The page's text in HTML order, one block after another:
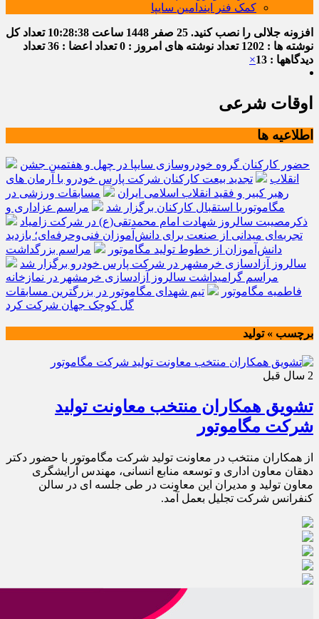
کمک فنر ایندامین سایپا
افزونه جلالی را نصب کنید. 25 صفر 1448 ساعت 10:28:38 تعداد کل
نوشته ها : 1202
تعداد نوشته های امروز : 0 تعداد اعضا : 36
تعداد
دیدگاهها : 13
×
اوقات شرعی
اطلاعیه ها
حضور کارکنان گروه خودروسازی سایپا در چهل و هفتمین جشن
انقلاب
تجدید بیعت کارکنان شرکت پارس خودرو با آرمان های
رهبر کبیر و فقید انقلاب اسلامی ایران
مسابقات ورزشی در
مگاموتوربا استقبال کارکنان برگزار شد
مراسم عزاداری و
ذکرمصیبت سالروز شهادت امام محمدتقی(ع) در شرکت زامیاد
تجربه‌ای میدانی از صنعت برای دانش‌آموزان فنی‌وحرفه‌ای؛ بازدید
دانش‌آموزان از خطوط تولید مگاموتور
مراسم بزرگداشت
سالروز آزادسازی خرمشهر در شرکت پارس خودرو برگزار شد
مراسم گرامیداشت سالروز آزادسازی خرمشهر در نمازخانه
فاطمیه مگاموتور
تیم شهدای مگاموتور در بزرگترین مسابقات
گل کوچک جهان شرکت کرد
برچسب » تولید
2 سال قبل
تشویق همکاران منتخب معاونت تولید
شرکت مگاموتور
از همکاران منتخب در معاونت تولید شرکت مگاموتور با حضور دکتر
دهقان معاون اداری و توسعه منابع انسانی، مهندس آرایشگری
معاون تولید و مدیران این معاونت در طی جلسه ای در سالن
کنفرانس شرکت تجلیل بعمل آمد.